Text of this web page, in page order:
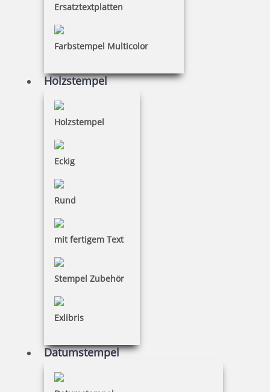
Ersatztextplatten
Farbstempel Multicolor
Holzstempel
Holzstempel
Eckig
Rund
mit fertigem Text
Stempel Zubehör
Exlibris
Datumstempel